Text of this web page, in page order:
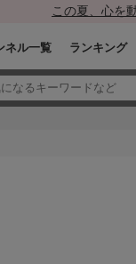
この夏、心を
ネル一覧 ランキング